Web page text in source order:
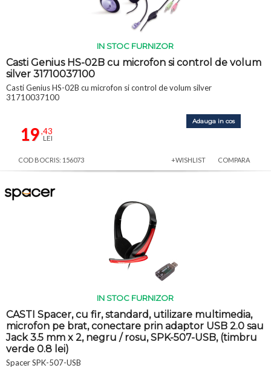
IN STOC FURNIZOR
Casti Genius HS-02B cu microfon si control de volum
silver 31710037100
Casti Genius HS-02B cu microfon si control de volum silver
31710037100
19,43
LEI
Adauga in cos
COD BOCRIS: 156073 +WISHLIST COMPARA
IN STOC FURNIZOR
CASTI Spacer, cu fir, standard, utilizare multimedia,
microfon pe brat, conectare prin adaptor USB 2.0 sau
Jack 3.5 mm x 2, negru / rosu, SPK-507-USB, (timbru
verde 0.8 lei)
Spacer SPK-507-USB